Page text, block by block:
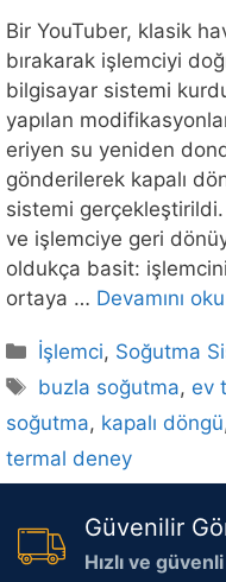
Bir YouTuber, klasik
bırakarak işlemciyi
bilgisayar sistemi
yapılan
eriyen su yeniden
gönderilerek kapalı
sistemi
ve işlemciye geri
oldukça basit:
ortaya … Devamını oku
Kategoriler
İşlemci, Soğutma
Etiketler
buzla soğutma, ev
soğutma, kapalı döngü
termal deney
Güvenilir
Hızlı ve